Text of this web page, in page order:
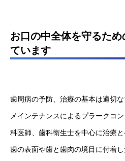
お口の中全体を守るた
ています
歯周病の予防、治療の基本は適切
メインテナンスによるプラークコ
科医師、歯科衛生士を中心に治療と
歯の表面や歯と歯肉の境目に付着